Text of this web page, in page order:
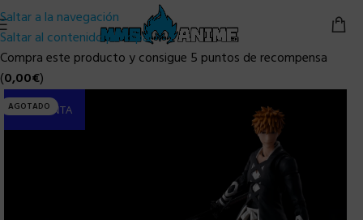
Saltar a la navegación
Saltar al contenido principal
Compra este producto y consigue 5 puntos de recompensa
(0,00€)
AGOTADO
PRE-VENTA